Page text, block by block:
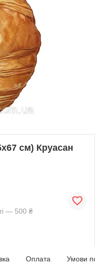
см) Круасан
— 500 ₴
Оплата Умови